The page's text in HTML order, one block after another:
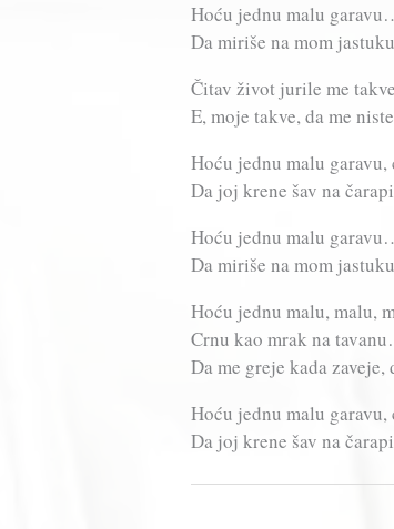
Hoću jednu malu
Da miriše na mom
Čitav život jurile me
E, moje takve, da me
Hoću jednu malu
Da joj krene šav na
Hoću jednu malu
Da miriše na mom
Hoću jednu malu, malu,
Crnu kao mrak na
Da me greje kada
Hoću jednu malu
Da joj krene šav na